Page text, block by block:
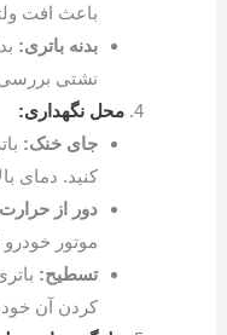
باعث افت
بدنه باتری:
نشتی بررسی
محل نگهداری:
جای خنک:
کنید. دمای
دور از
موتور خودرو
تسطیح:
کردن آن